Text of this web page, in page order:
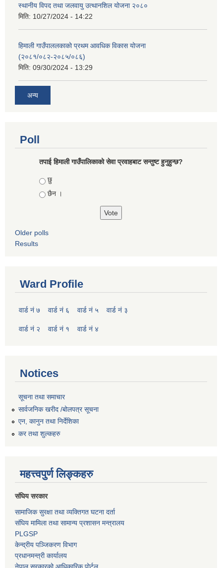
स्थानीय विपद तथा जलवायु उत्थानशिल योजना २०८०
मिति: 10/27/2024 - 14:22
हिमाली गाउँपाललकाको प्रथम आवधिक विकास योजना
(२०८१/०८२-२०८५/०८६)
मिति: 09/30/2024 - 13:29
अन्य
Poll
तपाई हिमाली गाउँपालिकाको सेवा प्रवाहबाट सन्तुष्ट हुनुहुन्छ?
Choices
छु
छैन ।
Older polls
Results
Ward Profile
वार्ड नं ७ वार्ड नं ६ वार्ड नं ५ वार्ड नं ३
वार्ड नं २ वार्ड नं १ वार्ड नं ४
Notices
सूचना तथा समाचार
सार्वजनिक खरीद /बोलपत्र सूचना
एन, कानुन तथा निर्देशिका
कर तथा शुल्कहरु
महत्त्वपुर्ण लिङ्कहरु
संघिय सरकार
सामाजिक सुरक्षा तथा व्यक्तिगत घटना दर्ता
संघिय मामिला तथा सामान्य प्रशासन मन्त्रालय
PLGSP
केन्द्रीय पञ्जिकरण विभाग
प्रधानमन्त्री कार्यालय